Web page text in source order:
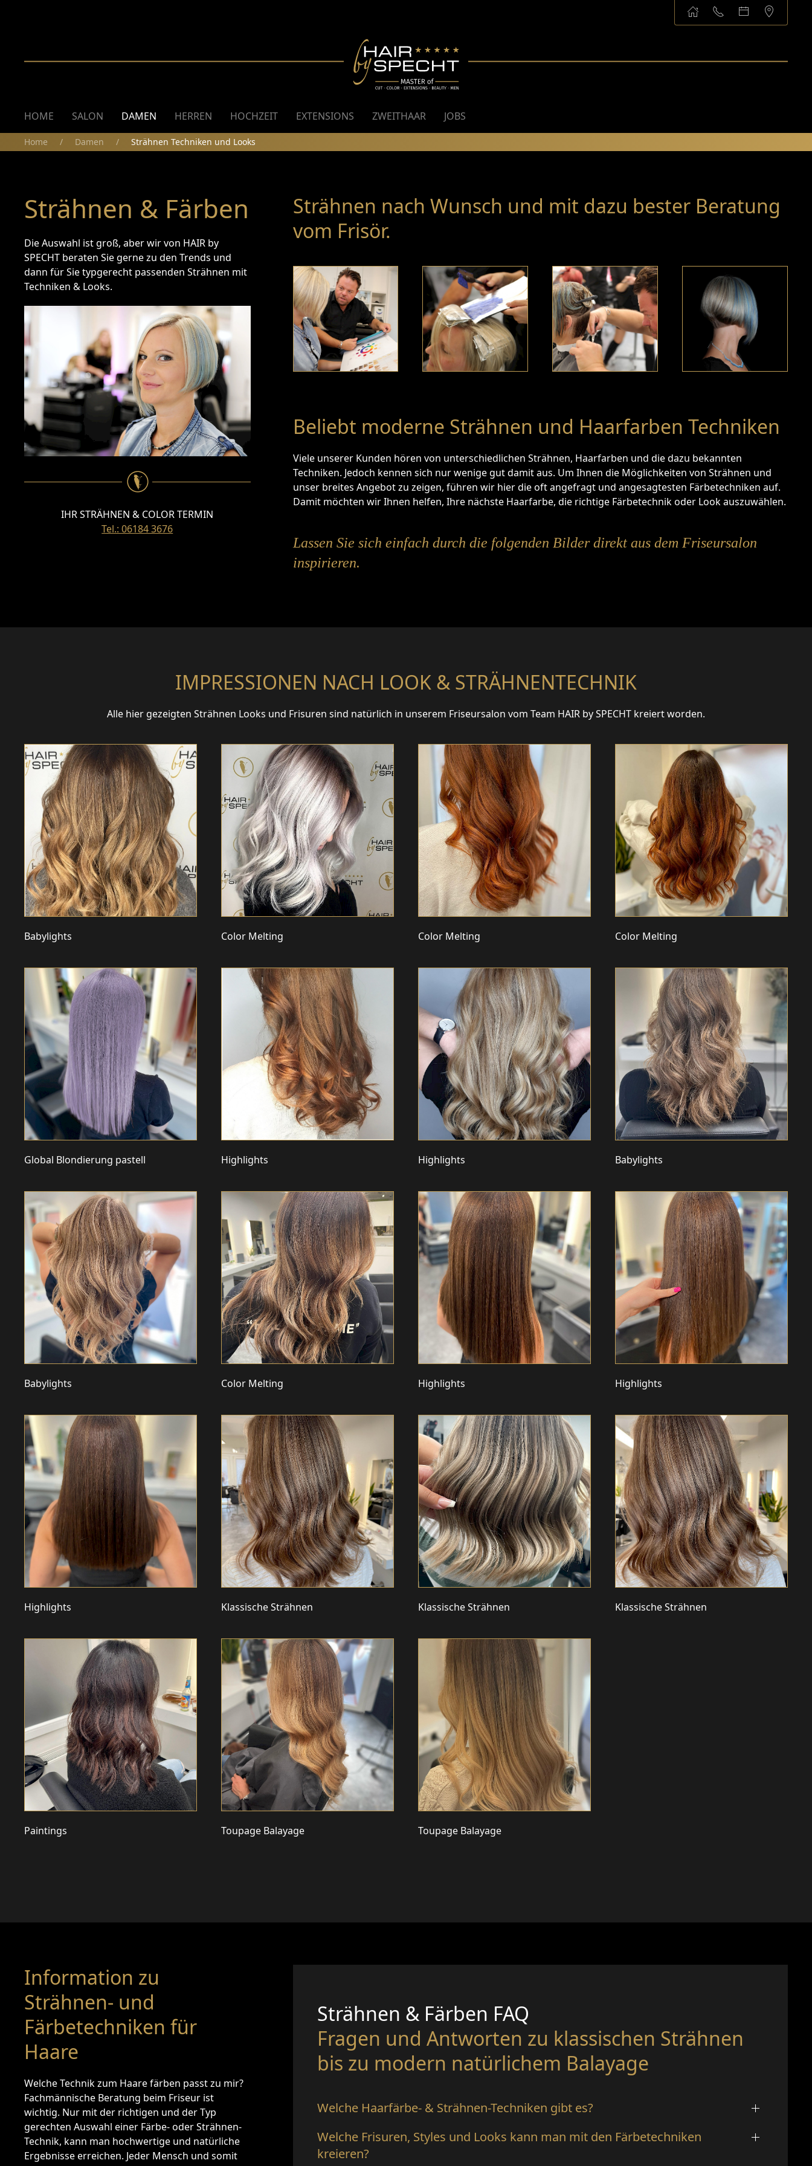
HOME SALON DAMEN HERREN HOCHZEIT EXTENSIONS ZWEITHAAR JOBS
Home Damen Strähnen Techniken und Looks
Strähnen & Färben
Die Auswahl ist groß, aber wir von HAIR by
SPECHT beraten Sie gerne zu den Trends und
dann für Sie typgerecht passenden Strähnen mit
Techniken & Looks.
IHR STRÄHNEN & COLOR TERMIN
Tel.: 06184 3676
Strähnen nach Wunsch und mit dazu bester Beratung
vom Frisör.
Beliebt moderne Strähnen und Haarfarben Techniken
Viele unserer Kunden hören von unterschiedlichen Strähnen, Haarfarben und die dazu bekannten
Techniken. Jedoch kennen sich nur wenige gut damit aus. Um Ihnen die Möglichkeiten von Strähnen und
unser breites Angebot zu zeigen, führen wir hier die oft angefragt und angesagtesten Färbetechniken auf.
Damit möchten wir Ihnen helfen, Ihre nächste Haarfarbe, die richtige Färbetechnik oder Look auszuwählen.
Lassen Sie sich einfach durch die folgenden Bilder direkt aus dem Friseursalon
inspirieren.
IMPRESSIONEN NACH LOOK & STRÄHNENTECHNIK
Alle hier gezeigten Strähnen Looks und Frisuren sind natürlich in unserem Friseursalon vom Team HAIR by SPECHT kreiert worden.
Babylights Color Melting Color Melting Color Melting
Global Blondierung pastell Highlights Highlights Babylights
Babylights Color Melting Highlights Highlights
Highlights Klassische Strähnen Klassische Strähnen Klassische Strähnen
Paintings Toupage Balayage Toupage Balayage
Information zu
Strähnen- und
Färbetechniken für
Haare
Welche Technik zum Haare färben passt zu mir?
Fachmännische Beratung beim Friseur ist
wichtig. Nur mit der richtigen und der Typ
gerechten Auswahl einer Färbe- oder Strähnen-
Technik, kann man hochwertige und natürliche
Ergebnisse erreichen. Jeder Mensch und somit
Strähnen & Färben FAQ
Fragen und Antworten zu klassischen Strähnen
bis zu modern natürlichem Balayage
Welche Haarfärbe- & Strähnen-Techniken gibt es?
Welche Frisuren, Styles und Looks kann man mit den Färbetechniken
kreieren?